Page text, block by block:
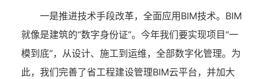
一是推进技术手段改革，全面应用BIM技术。BIM
就像是建筑的“数字身份证”。今年我们要实现项目“一
模到底”，从设计、施工到运维，全部数字化管理。为
此，我们完善了省工程建设管理BIM云平台，并加大